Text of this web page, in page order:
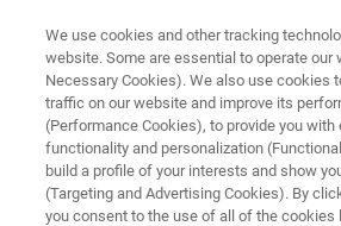
Corso NIR Base
We use cookies and other tracking
website. Some are essential to operate our
Necessary Cookies). We also use cookies
traffic on our website and improve its
(Performance Cookies), to provide you with
functionality and personalization
build a profile of your interests and show
(Targeting and Advertising Cookies). By
you consent to the use of all of the cookies